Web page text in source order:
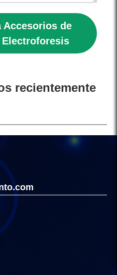
Accesorios de
recientemente